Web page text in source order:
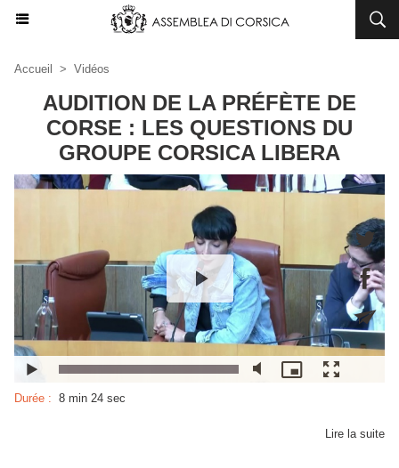
Accueil > Vidéos
AUDITION DE LA PRÉFÈTE DE
CORSE : LES QUESTIONS DU
GROUPE CORSICA LIBERA
Durée : 8 min 24 sec
Lire la suite